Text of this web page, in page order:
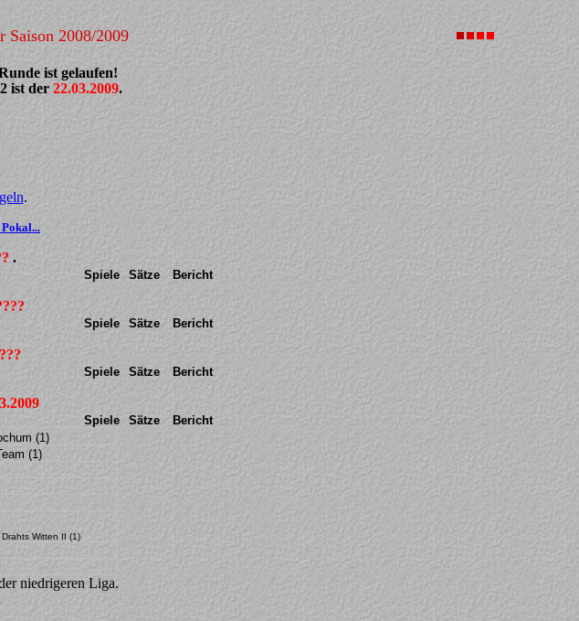
Saison 2008/2009
ist gelaufen!
ist der 22.03.2009.
.
.
Spiele Sätze Bericht
Spiele Sätze Bericht
Spiele Sätze Bericht
Spiele Sätze
Bericht
(1)
(1)
Witten II (1)
niedrigeren Liga.